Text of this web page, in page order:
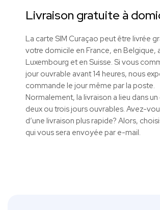
Livraison gratuite à
La carte SIM Curaçao peut être livrée
votre domicile en France, en Belgique,
Luxembourg et en Suisse. Si vous
jour ouvrable avant 14 heures, nous
commande le jour même par la poste.
Normalement, la livraison a lieu dans
deux ou trois jours ouvrables. Avez-
d’une livraison plus rapide? Alors,
qui vous sera envoyée par e-mail.